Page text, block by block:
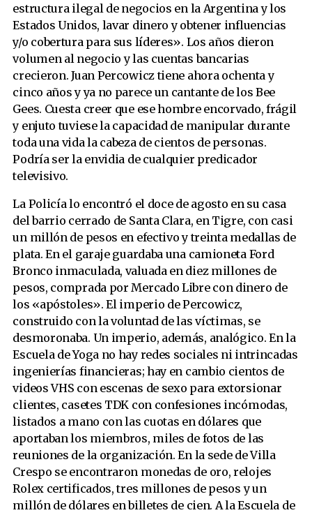
estructura ilegal de negocios en la Argentina y los
Estados Unidos, lavar dinero y obtener influencias
y/o cobertura para sus líderes». Los años dieron
volumen al negocio y las cuentas bancarias
crecieron. Juan Percowicz tiene ahora ochenta y
cinco años y ya no parece un cantante de los Bee
Gees. Cuesta creer que ese hombre encorvado, frágil
y enjuto tuviese la capacidad de manipular durante
toda una vida la cabeza de cientos de personas.
Podría ser la envidia de cualquier predicador
televisivo.
La Policía lo encontró el doce de agosto en su casa
del barrio cerrado de Santa Clara, en Tigre, con casi
un millón de pesos en efectivo y treinta medallas de
plata. En el garaje guardaba una camioneta Ford
Bronco inmaculada, valuada en diez millones de
pesos, comprada por Mercado Libre con dinero de
los «apóstoles». El imperio de Percowicz,
construido con la voluntad de las víctimas, se
desmoronaba. Un imperio, además, analógico. En la
Escuela de Yoga no hay redes sociales ni intrincadas
ingenierías financieras; hay en cambio cientos de
videos VHS con escenas de sexo para extorsionar
clientes, casetes TDK con confesiones incómodas,
listados a mano con las cuotas en dólares que
aportaban los miembros, miles de fotos de las
reuniones de la organización. En la sede de Villa
Crespo se encontraron monedas de oro, relojes
Rolex certificados, tres millones de pesos y un
millón de dólares en billetes de cien. A la Escuela de